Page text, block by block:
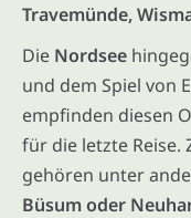
Travemünde,
Die Nordsee
und dem Spiel von
empfinden diesen
für die letzte Reise.
gehören unter
Büsum oder